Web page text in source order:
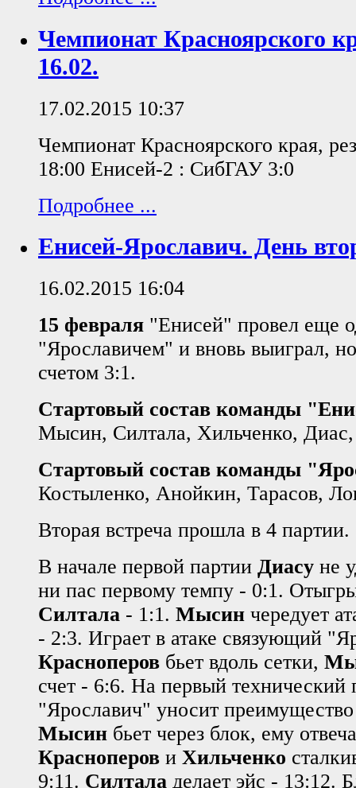
Чемпионат Красноярского
16.02.
17.02.2015 10:37
Чемпионат Красноярского края,
18:00 Енисей-2 : СибГАУ 3:0
Подробнее ...
Енисей-Ярославич. День
16.02.2015 16:04
15 февраля "Енисей" провел еще
"Ярославичем" и вновь выиграл, но
счетом 3:1.
Стартовый состав команды
Мысин, Силтала, Хильченко,
Стартовый состав команды
Костыленко, Анойкин, Тарасов,
Вторая встреча прошла в 4 партии.
В начале первой партии Диасу не
ни пас первому темпу - 0:1.
Силтала - 1:1. Мысин чередует
- 2:3. Играет в атаке связующий
Красноперов бьет вдоль сетки,
счет - 6:6. На первый технический
"Ярославич" уносит
Мысин бьет через блок, ему
Красноперов и Хильченко
9:11. Силтала делает эйс - 13:12.